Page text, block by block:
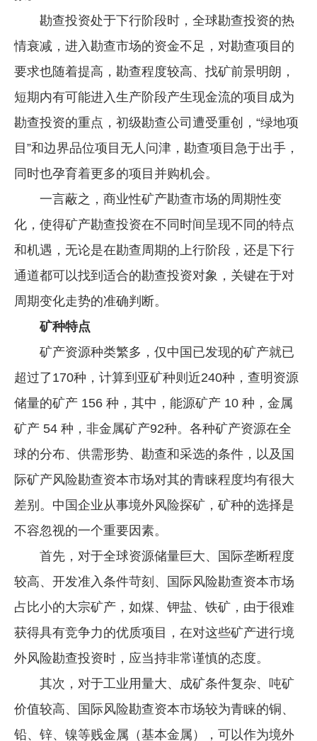
勘查投资处于下行阶段时，全球勘查投资的热
情衰减，进入勘查市场的资金不足，对勘查项目的
要求也随着提高，勘查程度较高、找矿前景明朗，
短期内有可能进入生产阶段产生现金流的项目成为
勘查投资的重点，初级勘查公司遭受重创，“绿地项
目”和边界品位项目无人问津，勘查项目急于出手，
同时也孕育着更多的项目并购机会。
一言蔽之，商业性矿产勘查市场的周期性变
化，使得矿产勘查投资在不同时间呈现不同的特点
和机遇，无论是在勘查周期的上行阶段，还是下行
通道都可以找到适合的勘查投资对象，关键在于对
周期变化走势的准确判断。
矿种特点
矿产资源种类繁多，仅中国已发现的矿产就已
超过了170种，计算到亚矿种则近240种，查明资源
储量的矿产 156 种，其中，能源矿产 10 种，金属
矿产 54 种，非金属矿产92种。各种矿产资源在全
球的分布、供需形势、勘查和采选的条件，以及国
际矿产风险勘查资本市场对其的青睐程度均有很大
差别。中国企业从事境外风险探矿，矿种的选择是
不容忽视的一个重要因素。
首先，对于全球资源储量巨大、国际垄断程度
较高、开发准入条件苛刻、国际风险勘查资本市场
占比小的大宗矿产，如煤、钾盐、铁矿，由于很难
获得具有竞争力的优质项目，在对这些矿产进行境
外风险勘查投资时，应当持非常谨慎的态度。
其次，对于工业用量大、成矿条件复杂、吨矿
价值较高、国际风险勘查资本市场较为青睐的铜、
铅、锌、镍等贱金属（基本金属），可以作为境外